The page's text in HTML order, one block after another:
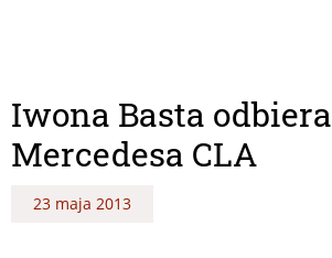
Iwona Basta odbiera
Mercedesa CLA
23 maja 2013